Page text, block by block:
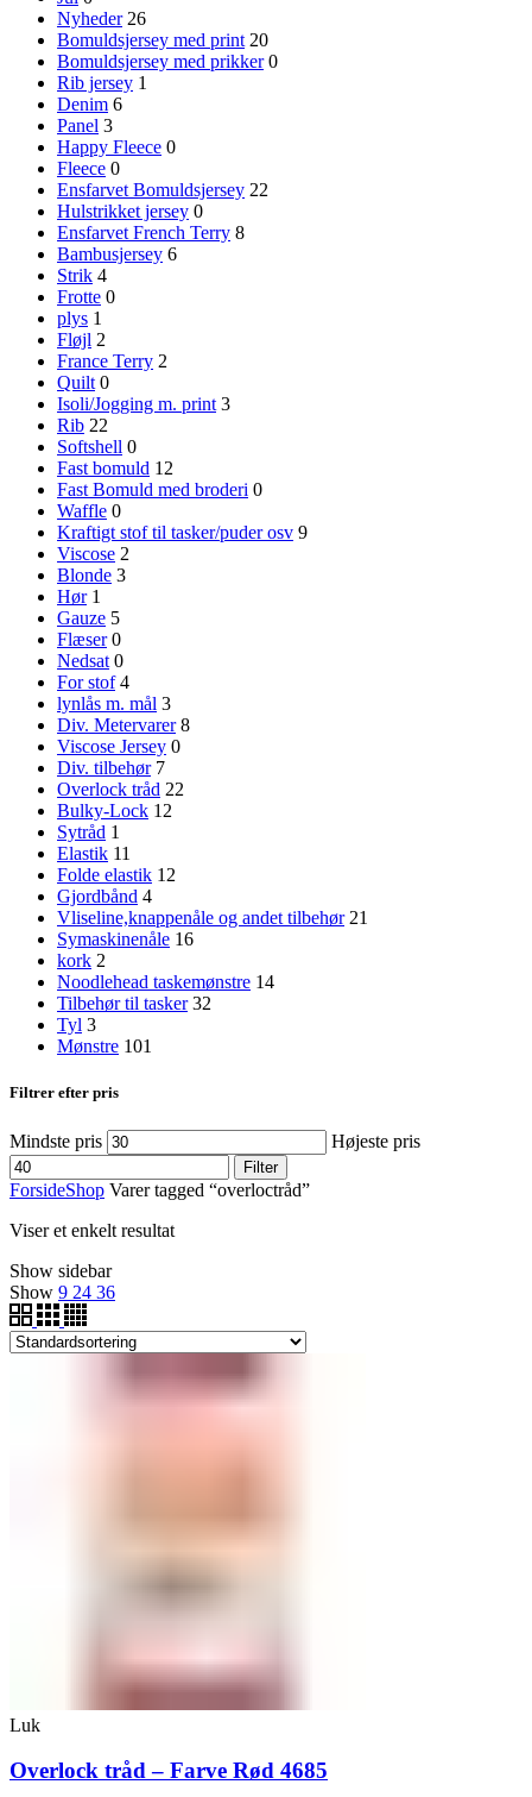
Nyheder 26
Bomuldsjersey med print 20
Bomuldsjersey med prikker 0
Rib jersey 1
Denim 6
Panel 3
Happy Fleece 0
Fleece 0
Ensfarvet Bomuldsjersey 22
Hulstrikket jersey 0
Ensfarvet French Terry 8
Bambusjersey 6
Strik 4
Frotte 0
plys 1
Fløjl 2
France Terry 2
Quilt 0
Isoli/Jogging m. print 3
Rib 22
Softshell 0
Fast bomuld 12
Fast Bomuld med broderi 0
Waffle 0
Kraftigt stof til tasker/puder osv 9
Viscose 2
Blonde 3
Hør 1
Gauze 5
Flæser 0
Nedsat 0
For stof 4
lynlås m. mål 3
Div. Metervarer 8
Viscose Jersey 0
Div. tilbehør 7
Overlock tråd 22
Bulky-Lock 12
Sytråd 1
Elastik 11
Folde elastik 12
Gjordbånd 4
Vliseline,knappenåle og andet tilbehør 21
Symaskinenåle 16
kork 2
Noodlehead taskemønstre 14
Tilbehør til tasker 32
Tyl 3
Mønstre 101
Filtrer efter pris
Mindste pris Højeste pris
Filter
ForsideShop Varer tagged “overloctråd”
Viser et enkelt resultat
Show sidebar
Show 9 24 36
Luk
Overlock tråd – Farve Rød 4685